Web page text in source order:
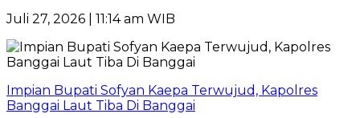
Juli 27, 2026 | 11:14 am WIB
Impian Bupati Sofyan Kaepa Terwujud, Kapolres
Banggai Laut Tiba Di Banggai